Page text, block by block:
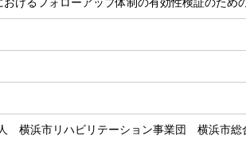
横浜市リハビリテーション事業団 横浜市総